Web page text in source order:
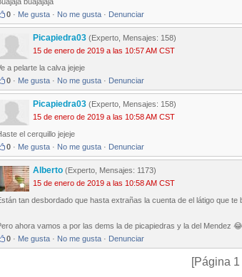
0 · Me gusta · No me gusta · Denunciar
Picapiedra03 (Experto, Mensajes: 158)
15 de enero de 2019 a las 10:57 AM CST
a pelarte la calva jejeje
0 · Me gusta · No me gusta · Denunciar
Picapiedra03 (Experto, Mensajes: 158)
15 de enero de 2019 a las 10:58 AM CST
el cerquillo jejeje
0 · Me gusta · No me gusta · Denunciar
Alberto (Experto, Mensajes: 1173)
15 de enero de 2019 a las 10:58 AM CST
tan desbordado que hasta extrañas la cuenta de el látigo que
ahora vamos a por las dems la de picapiedras y la del Mendez
0 · Me gusta · No me gusta · Denunciar
[Página 1